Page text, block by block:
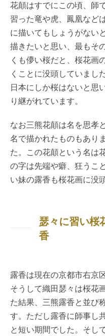
花顛はすでにこの頃、師
習った竜や虎、鳳凰など
に描いてもしょうがない
描きたいと思い、最もそ
くも儚い桜だと、桜花画
くことに没頭していまし
日本にしか桜はないと思
り継がれています。
なお三熊花顛は名を思孝
名で描かれたものもあり
た。この花顛という名は
の字は先端や癖、狂うこ
い妹の露香も桜花画に没
瑟々に習い桜
香
露香は現在の京都市右京
そうして織田瑟々は桜花
た結果、三熊露香と並び
す。ただし露香に師事し
と短い期間でした。そし